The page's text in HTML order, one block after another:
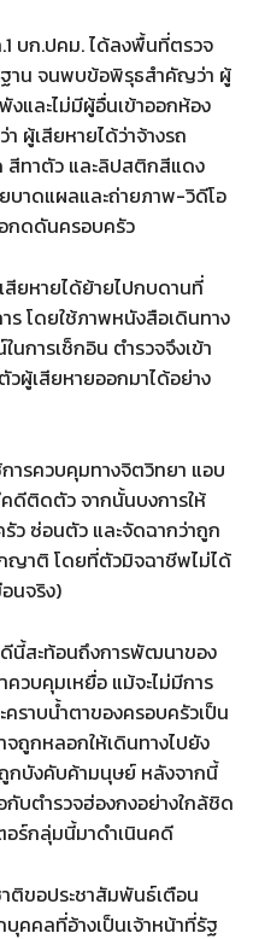
บก.ปคม. ได้ลงพื้นที่ตรวจ
าน จนพบข้อพิรุธสำคัญว่า ผู้
งและไม่มีผู้อื่นเข้าออกห้อง
ผู้เสียหายได้ว่าจ้างรถ
สีทาตัว และลิปสติกสีแดง
บาดแผลและถ่ายภาพ-วิดีโอ
กดดันครอบครัว
สียหายได้ย้ายไปกบดานที่
ร โดยใช้ภาพหนังสือเดินทาง
การเช็กอิน ตำรวจจึงเข้า
ผู้เสียหายออกมาได้อย่าง
รควบคุมทางจิตวิทยา แอบ
คดีติดตัว จากนั้นบงการให้
ซ่อนตัว และจัดฉากว่าถูก
ญาติ โดยที่ตัวมิจฉาชีพไม่ได้
นจริง)
นี้สะท้อนถึงการพัฒนาของ
วบคุมเหยื่อ แม้จะไม่มีการ
ราบน้ำตาของครอบครัวเป็น
จถูกหลอกให้เดินทางไปยัง
กบังคับค้ามนุษย์ หลังจากนี้
บตำรวจฮ่องกงอย่างใกล้ชิด
ร์กลุ่มนี้มาดำเนินคดี​
ติขอประชาสัมพันธ์เตือน
คคลที่อ้างเป็นเจ้าหน้าที่รัฐ